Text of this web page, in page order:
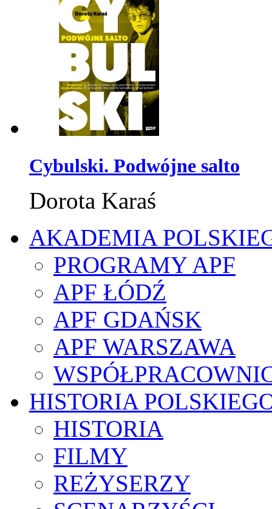
Cybulski. Podwójne salto
Dorota Karaś
AKADEMIA
PROGRAMY APF
APF ŁÓDŹ
APF GDAŃSK
APF WARSZAWA
HISTORIA
HISTORIA
FILMY
REŻYSERZY